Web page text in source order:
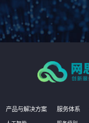
产品与解决方案 服务体系